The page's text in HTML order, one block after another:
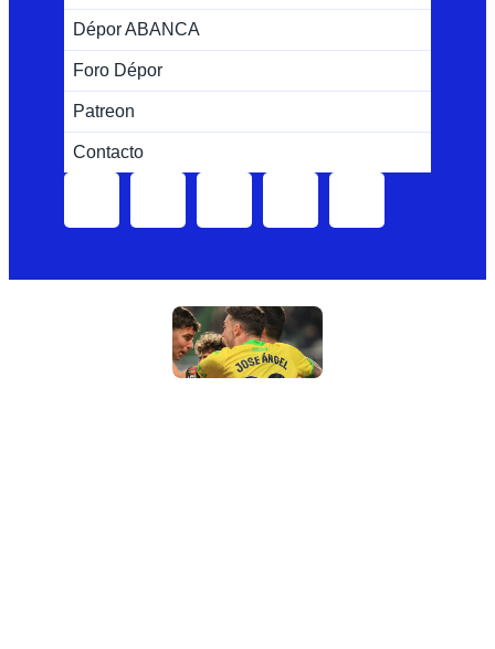
Dépor ABANCA
Foro Dépor
Patreon
Contacto